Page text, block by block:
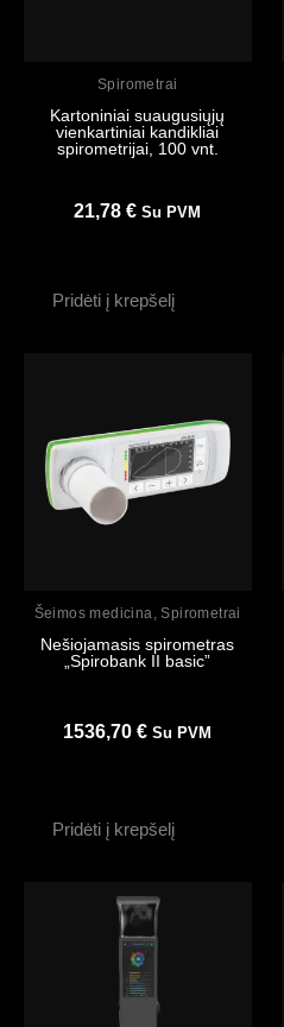
Spirometrai
Kartoniniai suaugusiųjų
vienkartiniai kandikliai
spirometrijai, 100 vnt.
21,78€ Su PVM
Pridėti į krepšelį
Šeimos medicina,Spirometrai
Nešiojamasis spirometras
„Spirobank II basic”
1536,70€ Su PVM
Pridėti į krepšelį